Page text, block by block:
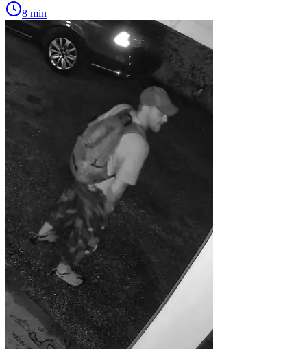
8 min